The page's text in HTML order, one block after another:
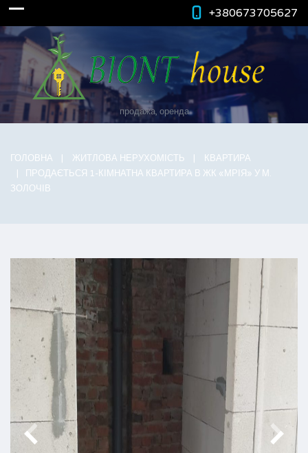
+380673705627
продажа, оренда
ГОЛОВНА ЖИТЛОВА НЕРУХОМІСТЬ
КВАРТИРА
ПРОДАЄТЬСЯ 1-КІМНАТНА КВАРТИРА В ЖК «МРІЯ» У М.
ЗОЛОЧІВ